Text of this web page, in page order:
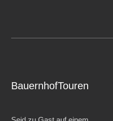
BauernhofTouren